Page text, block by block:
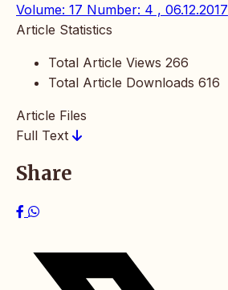
Volume: 17 Number: 4 , 06.12.2017
Article Statistics
Total Article Views 266
Total Article Downloads 616
Article Files
Full Text
Share